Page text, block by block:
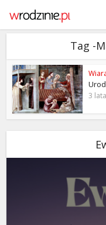
Tag -
3